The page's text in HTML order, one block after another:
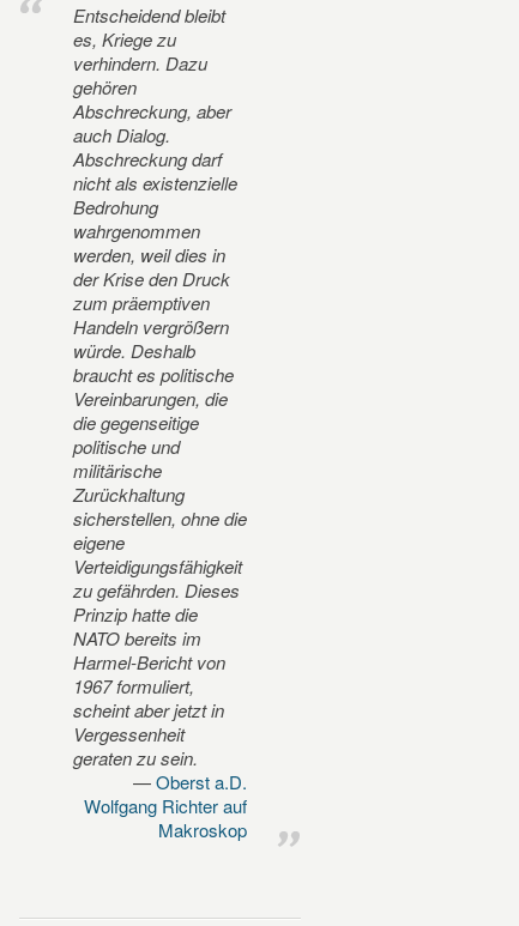
Entscheidend bleibt
es, Kriege zu
verhindern. Dazu
gehören
Abschreckung, aber
auch Dialog.
Abschreckung darf
nicht als existenzielle
Bedrohung
wahrgenommen
werden, weil dies in
der Krise den Druck
zum präemptiven
Handeln vergrößern
würde. Deshalb
braucht es politische
Vereinbarungen, die
die gegenseitige
politische und
militärische
Zurückhaltung
sicherstellen, ohne die
eigene
Verteidigungsfähigkeit
zu gefährden. Dieses
Prinzip hatte die
NATO bereits im
Harmel-Bericht von
1967 formuliert,
scheint aber jetzt in
Vergessenheit
geraten zu sein.
Oberst a.D.
Wolfgang Richter auf
Makroskop